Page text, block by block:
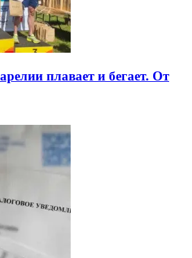
плавает и бегает. От